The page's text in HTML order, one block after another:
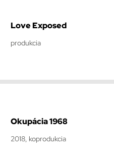
Love Exposed
produkcia
Okupácia 1968
2018, koprodukcia